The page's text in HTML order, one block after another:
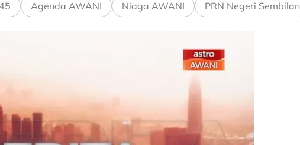
Agenda AWANI Niaga AWANI PRN Negeri Sembilan